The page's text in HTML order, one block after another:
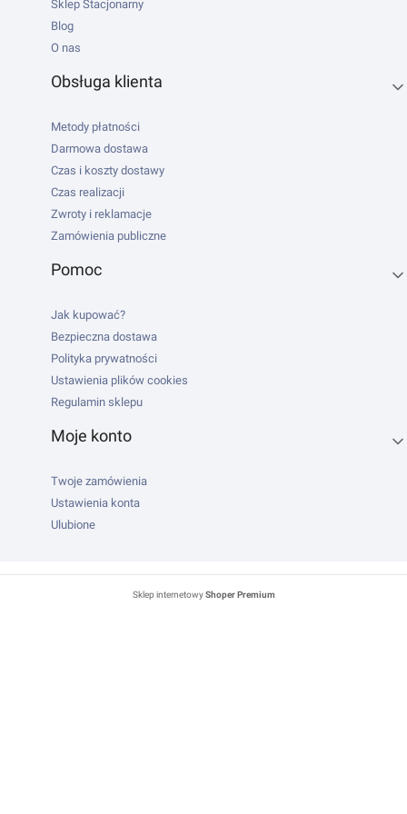
Sklep Stacjonarny
Blog
O nas
Obsługa klienta
Metody płatności
Darmowa dostawa
Czas i koszty dostawy
Czas realizacji
Zwroty i reklamacje
Zamówienia publiczne
Pomoc
Jak kupować?
Bezpieczna dostawa
Polityka prywatności
Ustawienia plików cookies
Regulamin sklepu
Moje konto
Twoje zamówienia
Ustawienia konta
Ulubione
Sklep internetowyShoper Premium